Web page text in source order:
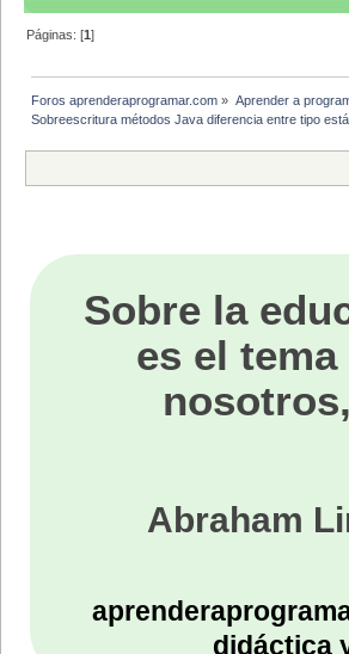
Páginas: [1]
Foros aprenderaprogramar.com » Aprender a
Sobreescritura métodos Java diferencia entre tipo
Sobre la
es el
Abraham
didáctica